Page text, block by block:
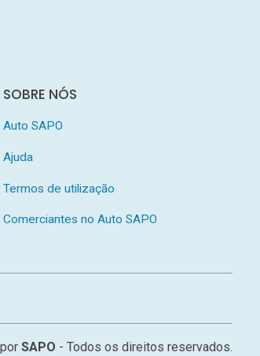
SOBRE NÓS
Auto SAPO
Ajuda
Termos de utilização
Comerciantes no Auto SAPO
porSAPO - Todos os direitos reservados.